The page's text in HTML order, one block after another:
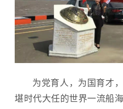
为党育人，为国育才
堪时代大任的世界一流船